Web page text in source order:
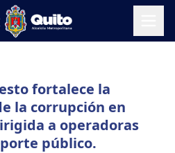
fortalece la
la corrupción en
a operadoras
público.